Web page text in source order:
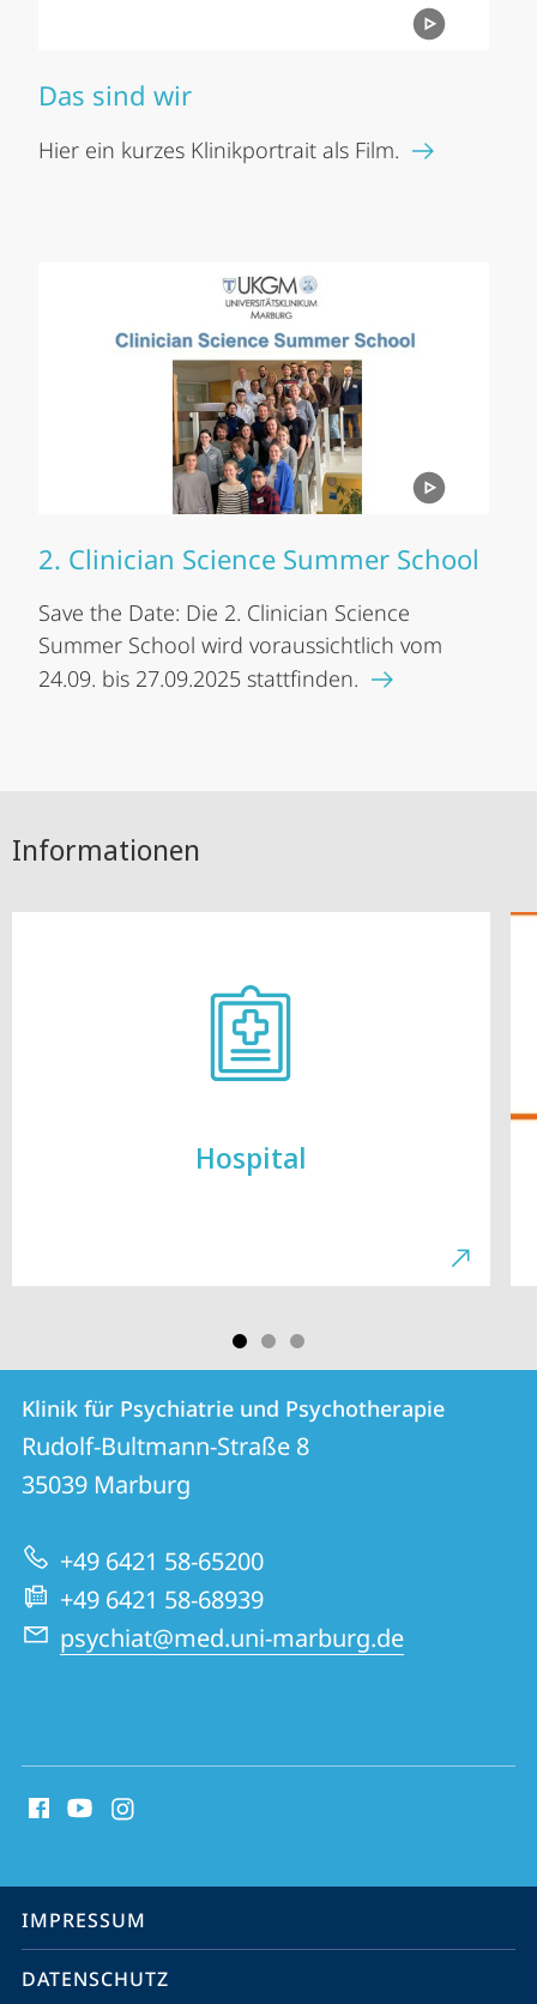
Das sind wir
Hier ein kurzes Klinikportrait als Film.
2. Clinician Science Summer School
Save the Date: Die 2. Clinician Science
Summer School wird voraussichtlich vom
24.09. bis 27.09.2025 stattfinden.
Informationen
Hospital
Kontakt
und
Informationen
zur
Website
Kontaktinformationen
Klinik
für
Psychiatrie
und
Psychotherapie
Klinik für Psychiatrie und Psychotherapie
Rudolf-Bultmann-Straße 8
35039 Marburg
+49 6421 58-65200
+49 6421 58-68939
psychiat@med.uni-marburg.de
Media
Service-
Navigation
IMPRESSUM
DATENSCHUTZ